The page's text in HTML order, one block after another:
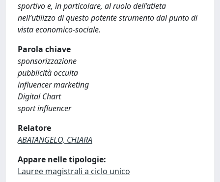
sportivo e, in particolare, al ruolo dell’atleta
nell’utilizzo di questo potente strumento dal punto di
vista economico-sociale.
Parola chiave
sponsorizzazione
pubblicità occulta
influencer marketing
Digital Chart
sport influencer
Relatore
ABATANGELO, CHIARA
Appare nelle tipologie:
Lauree magistrali a ciclo unico